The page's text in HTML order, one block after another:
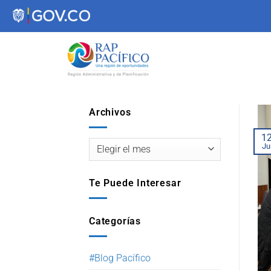
contenido
Archivos
Te Puede Interesar
Categorías
#Blog Pacífico